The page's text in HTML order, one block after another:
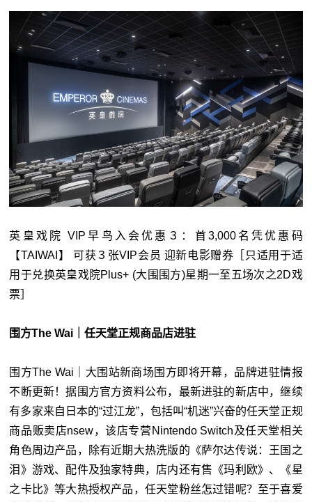
英皇戏院 VIP早鸟入会优惠３：首3,000名凭优惠码
【TAIWAI】 可获３张VIP会员 迎新电影赠券［只适用于适
用于兑换英皇戏院Plus+ (大围围方)星期一至五场次之2D戏
票］
围方The Wai｜任天堂正规商品店进驻
围方The Wai｜大围站新商场围方即将开幕，品牌进驻情报
不断更新！据围方官方资料公布，最新进驻的新店中，继续
有多家来自日本的“过江龙”，包括叫“机迷”兴奋的任天堂正规
商品贩卖店nsew，该店专营Nintendo Switch及任天堂相关
角色周边产品，除有近期大热洗版的《萨尔达传说：王国之
泪》游戏、配件及独家特典，店内还有售《玛利欧》、《星
之卡比》等大热授权产品，任天堂粉丝怎过错呢？至于喜爱